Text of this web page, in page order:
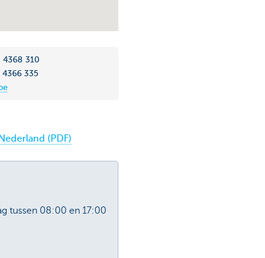
4368 310
4366 335
(PDF)
tussen 08:00 en 17:00